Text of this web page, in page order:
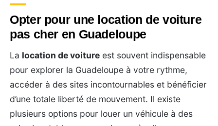
Opter pour une location de voiture
pas cher en Guadeloupe
La location de voiture est souvent indispensable
pour explorer la Guadeloupe à votre rythme,
accéder à des sites incontournables et bénéficier
d’une totale liberté de mouvement. Il existe
plusieurs options pour louer un véhicule à des